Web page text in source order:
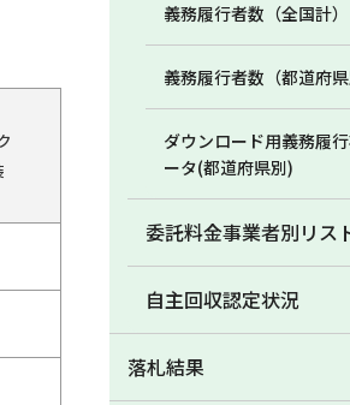
義務履行者数（全国計）
義務履行者数（都道府県
ダウンロード用義務履
ータ(都道府県別)
委託料金事業者別リス
自主回収認定状況
落札結果